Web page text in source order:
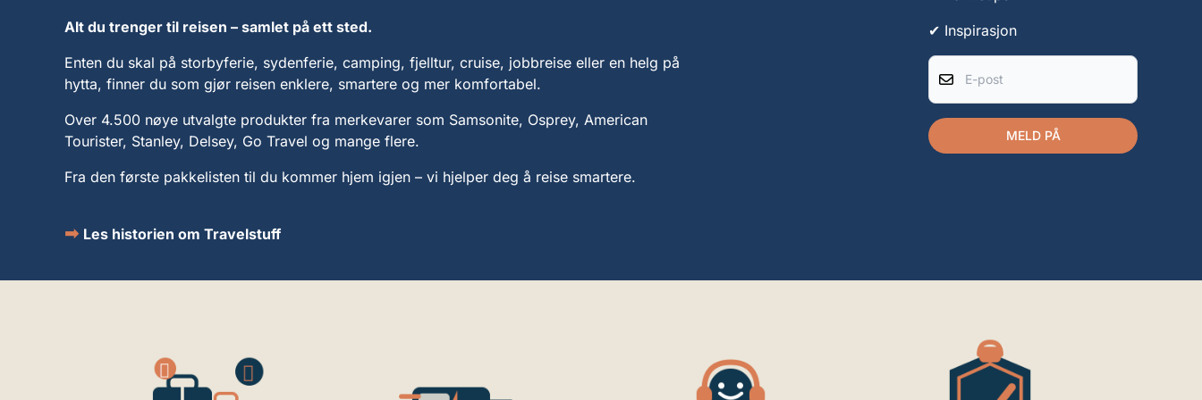
Alt du trenger til reisen – samlet på ett sted.
Enten du skal på storbyferie, sydenferie, camping, fjelltur, cruise, jobbreise eller en helg på
hytta, finner du som gjør reisen enklere, smartere og mer komfortabel.
Over 4.500 nøye utvalgte produkter fra merkevarer som Samsonite, Osprey, American
Tourister, Stanley, Delsey, Go Travel og mange flere.
Fra den første pakkelisten til du kommer hjem igjen – vi hjelper deg å reise smartere.
➡ Les historien om Travelstuff
✔ Inspirasjon
E-post
MELD PÅ